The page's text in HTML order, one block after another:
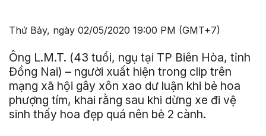
Thứ Bảy, ngày 02/05/2020 19:00 PM (GMT+7)
Ông L.M.T. (43 tuổi, ngụ tại TP Biên Hòa, tỉnh
Đồng Nai) – người xuất hiện trong clip trên
mạng xã hội gây xôn xao dư luận khi bẻ hoa
phượng tím, khai rằng sau khi dừng xe đi vệ
sinh thấy hoa đẹp quá nên bẻ 2 cành.